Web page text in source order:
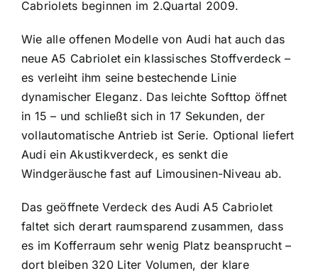
Cabriolets beginnen im 2.Quartal 2009.
Wie alle offenen Modelle von Audi hat auch das
neue A5 Cabriolet ein klassisches Stoffverdeck –
es verleiht ihm seine bestechende Linie
dynamischer Eleganz. Das leichte Softtop öffnet
in 15 – und schließt sich in 17 Sekunden, der
vollautomatische Antrieb ist Serie. Optional liefert
Audi ein Akustikverdeck, es senkt die
Windgeräusche fast auf Limousinen-Niveau ab.
Das geöffnete Verdeck des Audi A5 Cabriolet
faltet sich derart raumsparend zusammen, dass
es im Kofferraum sehr wenig Platz beansprucht –
dort bleiben 320 Liter Volumen, der klare